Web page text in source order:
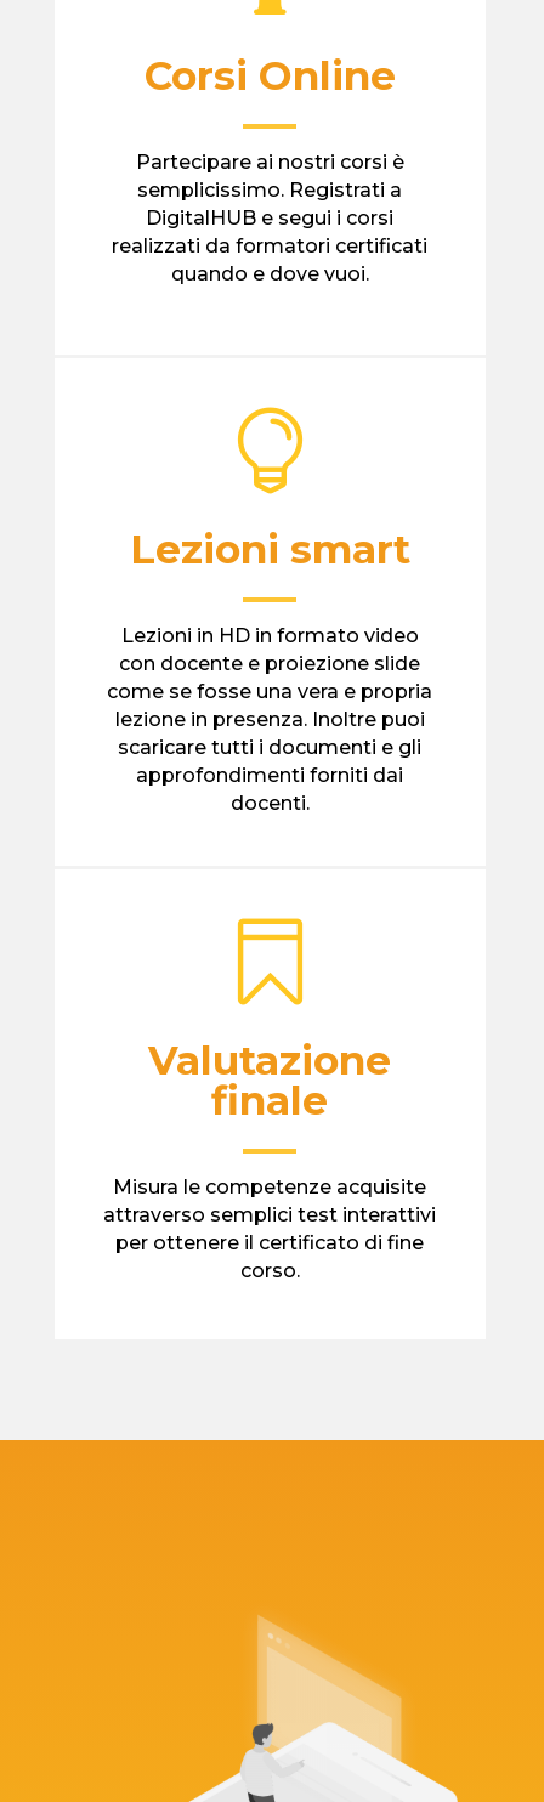
Corsi Online
—
Partecipare ai nostri corsi è
semplicissimo. Registrati a
DigitalHUB e segui i corsi
realizzati da formatori certificati
quando e dove vuoi.

Lezioni smart
—
Lezioni in HD in formato video
con docente e proiezione slide
come se fosse una vera e propria
lezione in presenza. Inoltre puoi
scaricare tutti i documenti e gli
approfondimenti forniti dai
docenti.

Valutazione
finale
—
Misura le competenze acquisite
attraverso semplici test interattivi
per ottenere il certificato di fine
corso.